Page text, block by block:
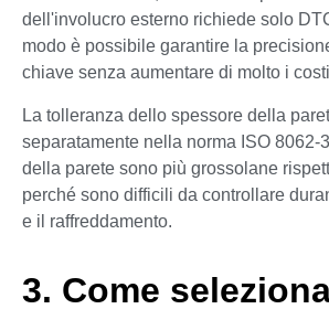
dell'involucro esterno richiede solo
modo è possibile garantire la
chiave senza aumentare di molto i
La tolleranza dello spessore della
separatamente nella norma ISO 8062-
della parete sono più grossolane
perché sono difficili da controllare
e il raffreddamento.
3. Come